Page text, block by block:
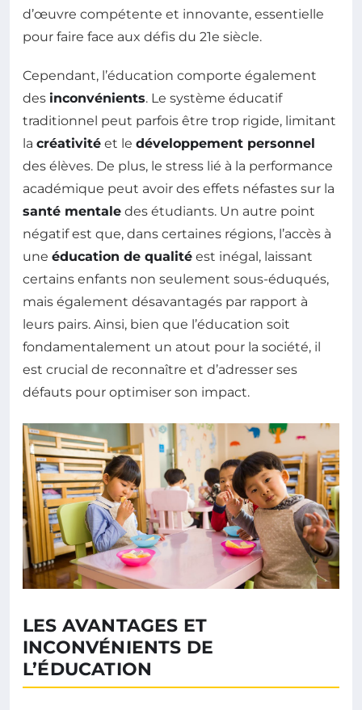
d’œuvre compétente et innovante, essentielle
pour faire face aux défis du 21e siècle.
Cependant, l’éducation comporte également
des inconvénients. Le système éducatif
traditionnel peut parfois être trop rigide, limitant
la créativité et le développement personnel
des élèves. De plus, le stress lié à la performance
académique peut avoir des effets néfastes sur la
santé mentale des étudiants. Un autre point
négatif est que, dans certaines régions, l’accès à
une éducation de qualité est inégal, laissant
certains enfants non seulement sous-éduqués,
mais également désavantagés par rapport à
leurs pairs. Ainsi, bien que l’éducation soit
fondamentalement un atout pour la société, il
est crucial de reconnaître et d’adresser ses
défauts pour optimiser son impact.
LES AVANTAGES ET
INCONVÉNIENTS DE
L’ÉDUCATION